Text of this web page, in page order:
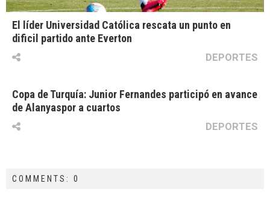
El líder Universidad Católica rescata un punto en
dificil partido ante Everton
DEPORTES
Copa de Turquía: Junior Fernandes participó en avance
de Alanyaspor a cuartos
DEPORTES
COMMENTS: 0